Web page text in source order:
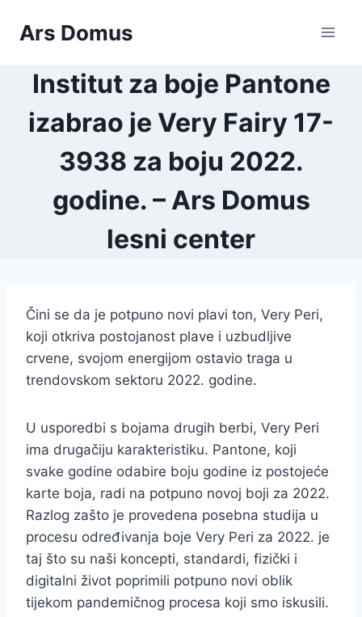
Ars Domus
Institut za boje Pantone
izabrao je Very Fairy 17-
3938 za boju 2022.
godine. – Ars Domus
lesni center
Čini se da je potpuno novi plavi ton, Very Peri,
koji otkriva postojanost plave i uzbudljive
crvene, svojom energijom ostavio traga u
trendovskom sektoru 2022. godine.
U usporedbi s bojama drugih berbi, Very Peri
ima drugačiju karakteristiku. Pantone, koji
svake godine odabire boju godine iz postojeće
karte boja, radi na potpuno novoj boji za 2022.
Razlog zašto je provedena posebna studija u
procesu određivanja boje Very Peri za 2022. je
taj što su naši koncepti, standardi, fizički i
digitalni život poprimili potpuno novi oblik
tijekom pandemičnog procesa koji smo iskusili.